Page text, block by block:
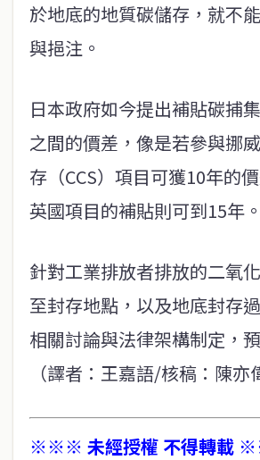
於地底的地質碳儲存，就不
與挹注。
日本政府如今提出補貼碳捕
之間的價差，像是若參與挪
存（CCS）項目可獲10年的
英國項目的補貼則可到15年。
針對工業排放者排放的二氧
至封存地點，以及地底封存
相關討論與法律架構制定，
（譯者：王嘉語/核稿：陳亦
※※※ 未經授權 不得轉載